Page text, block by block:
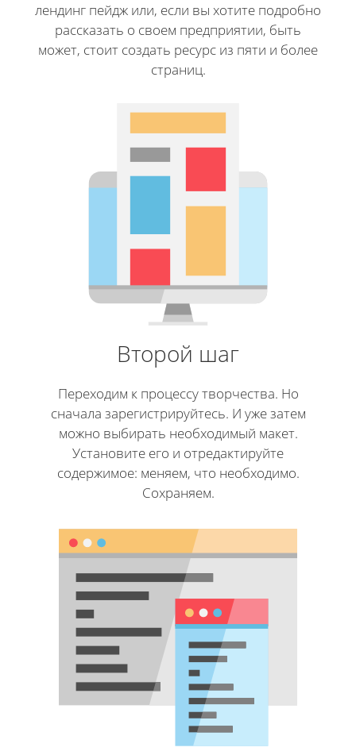
лендинг пейдж или, если вы хотите подробно
рассказать о своем предприятии, быть
может, стоит создать ресурс из пяти и более
страниц.
Второй шаг
Переходим к процессу творчества. Но
сначала зарегистрируйтесь. И уже затем
можно выбирать необходимый макет.
Установите его и отредактируйте
содержимое: меняем, что необходимо.
Сохраняем.